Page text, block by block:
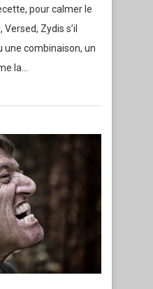
pour calmer le
Zydis s’il
une combinaison, un
la…